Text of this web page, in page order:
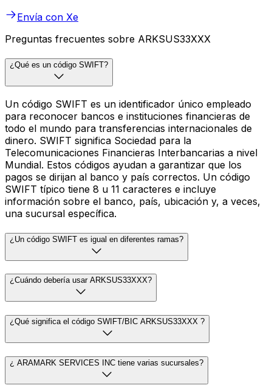
Envía con Xe
Preguntas frecuentes sobre ARKSUS33XXX
¿Qué es un código SWIFT?
Un código SWIFT es un identificador único empleado
para reconocer bancos e instituciones financieras de
todo el mundo para transferencias internacionales de
dinero. SWIFT significa Sociedad para la
Telecomunicaciones Financieras Interbancarias a nivel
Mundial. Estos códigos ayudan a garantizar que los
pagos se dirijan al banco y país correctos. Un código
SWIFT típico tiene 8 u 11 caracteres e incluye
información sobre el banco, país, ubicación y, a veces,
una sucursal específica.
¿Un código SWIFT es igual en diferentes ramas?
¿Cuándo debería usar ARKSUS33XXX?
¿Qué significa el código SWIFT/BIC ARKSUS33XXX ?
¿ ARAMARK SERVICES INC tiene varias sucursales?